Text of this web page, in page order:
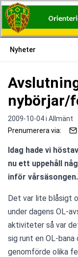
Nyheter
nybörjar/
2009-10-04 i Allmänt
Prenumerera via:
Idag hade vi
nu ett uppehåll
inför vårsäsongen.
Det var lite blåsigt
under dagens OL-
aktiviteter så var
sig runt en OL-
genomförde olika